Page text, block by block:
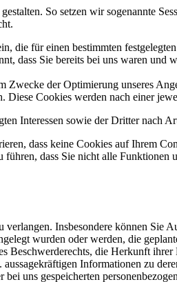
So setzen wir sogenannte
die für einen bestimmten
dass Sie bereits bei uns waren und
der Optimierung unseres
Diese Cookies werden nach einer
Interessen sowie der Dritter nach
dass keine Cookies auf Ihrem
dass Sie nicht alle Funktionen
Insbesondere können Sie
wurden oder werden, die
die Herkunft
Informationen zu
uns gespeicherten